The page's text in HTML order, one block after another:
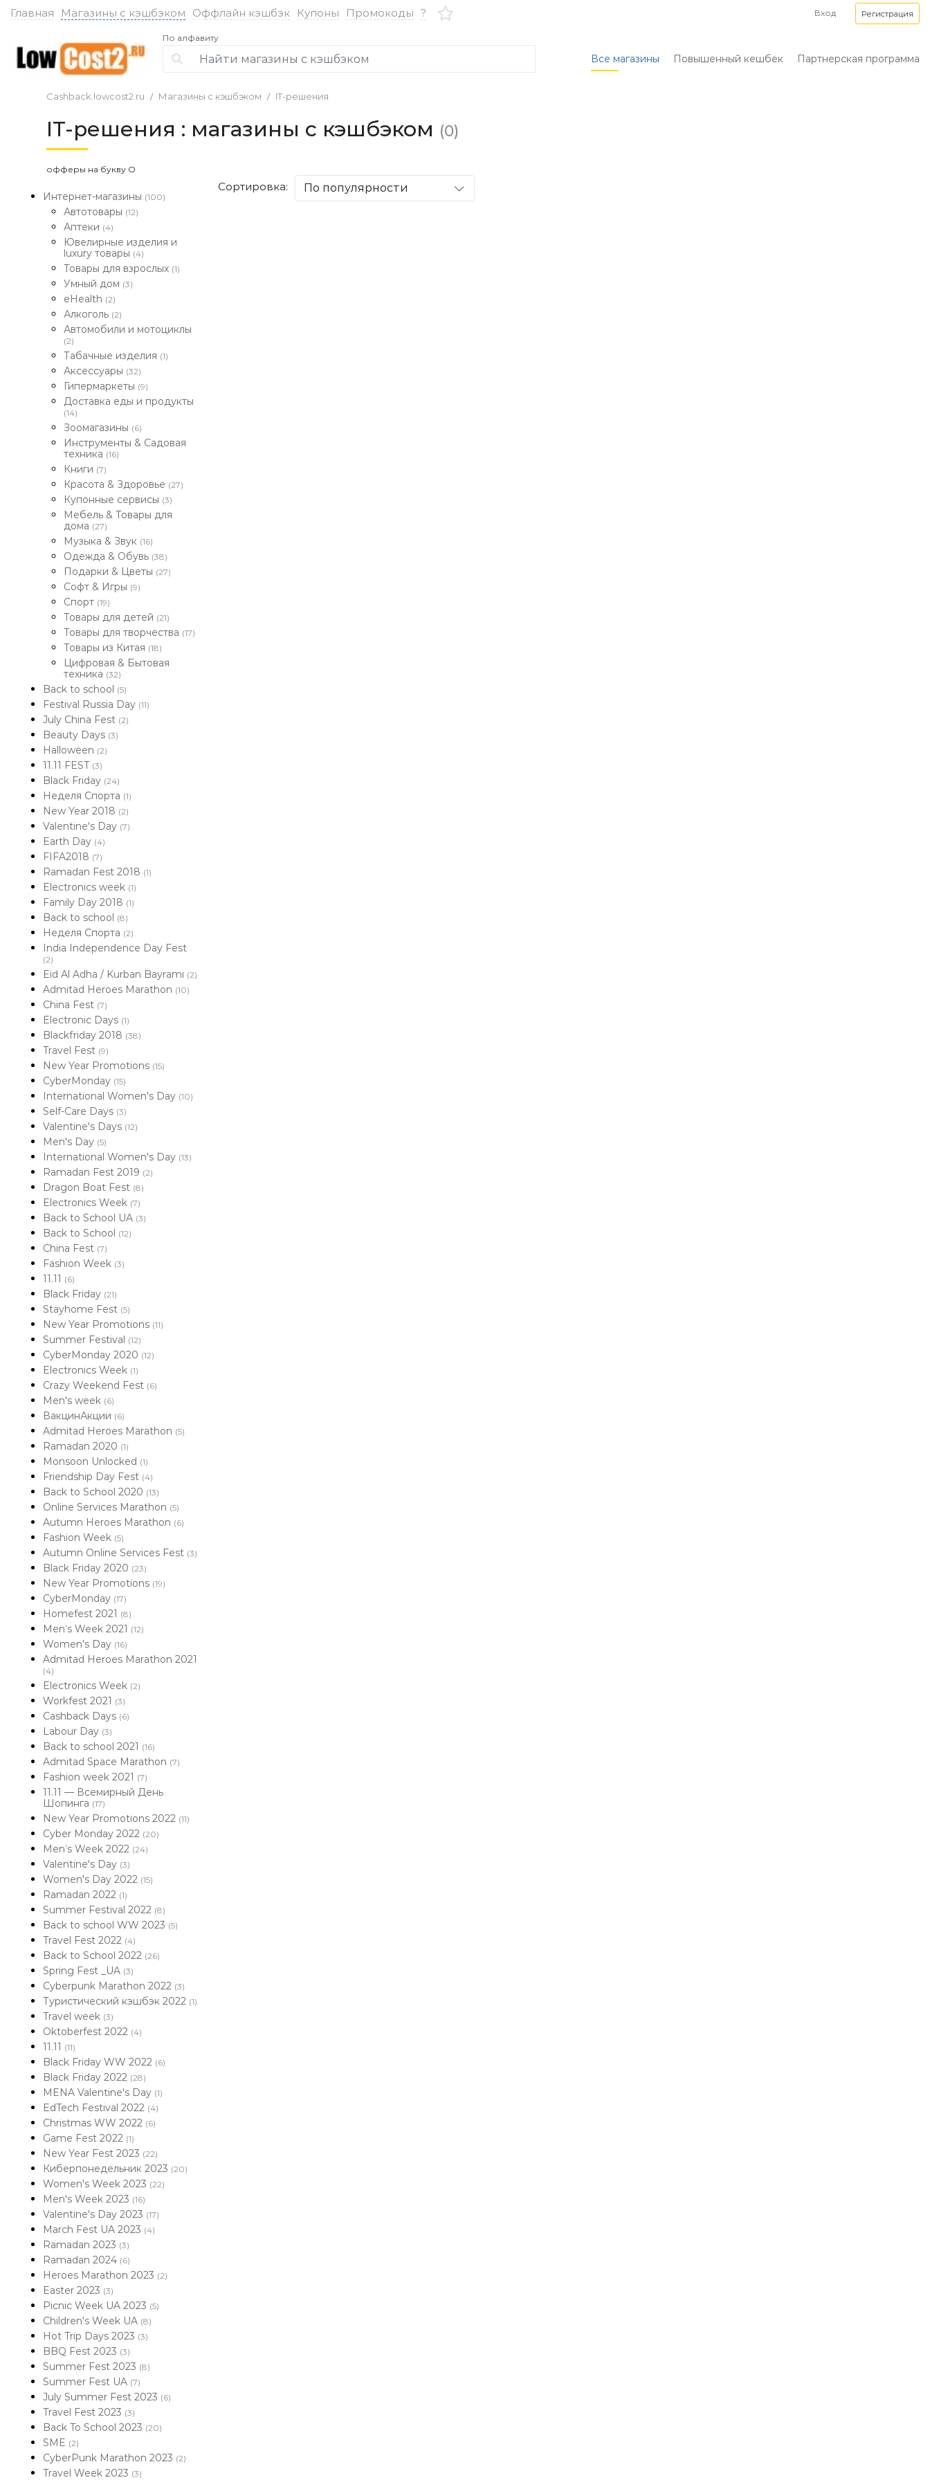
Главная Магазины с кэшбэком Оффлайн кэшбэк Купоны Промокоды ? Вход Регистрация
По алфавиту
Все магазины Повышенный кешбек Партнерская программа
Cashback.lowcost2.ru Магазины с кэшбэком IT-решения
IT-решения : магазины с кэшбэком (0)
офферы на букву O
Интернет-магазины (100)
Автотовары (12)
Аптеки (4)
Ювелирные изделия и
luxury товары (4)
Товары для взрослых (1)
Умный дом (3)
eHealth (2)
Алкоголь (2)
Автомобили и мотоциклы
(2)
Табачные изделия (1)
Аксессуары (32)
Гипермаркеты (9)
Доставка еды и продукты
(14)
Зоомагазины (6)
Инструменты & Садовая
техника (16)
Книги (7)
Красота & Здоровье (27)
Купонные сервисы (3)
Мебель & Товары для
дома (27)
Музыка & Звук (16)
Одежда & Обувь (38)
Подарки & Цветы (27)
Софт & Игры (9)
Спорт (19)
Товары для детей (21)
Товары для творчества (17)
Товары из Китая (18)
Цифровая & Бытовая
техника (32)
Back to school (5)
Festival Russia Day (11)
July China Fest (2)
Beauty Days (3)
Halloween (2)
11.11 FEST (3)
Black Friday (24)
Неделя Спорта (1)
New Year 2018 (2)
Valentine's Day (7)
Earth Day (4)
FIFA2018 (7)
Ramadan Fest 2018 (1)
Electronics week (1)
Family Day 2018 (1)
Back to school (8)
Неделя Спорта (2)
India Independence Day Fest
(2)
Eid Al Adha / Kurban Bayramı (2)
Admitad Heroes Marathon (10)
China Fest (7)
Electronic Days (1)
Blackfriday 2018 (38)
Travel Fest (9)
New Year Promotions (15)
CyberMonday (15)
International Women's Day (10)
Self-Care Days (3)
Valentine's Days (12)
Men's Day (5)
International Women's Day (13)
Ramadan Fest 2019 (2)
Dragon Boat Fest (8)
Electronics Week (7)
Back to School UA (3)
Back to School (12)
China Fest (7)
Fashion Week (3)
11.11 (6)
Black Friday (21)
Stayhome Fest (5)
New Year Promotions (11)
Summer Festival (12)
CyberMonday 2020 (12)
Electronics Week (1)
Crazy Weekend Fest (6)
Men's week (6)
ВакцинАкции (6)
Admitad Heroes Marathon (5)
Ramadan 2020 (1)
Monsoon Unlocked (1)
Friendship Day Fest (4)
Back to School 2020 (13)
Online Services Marathon (5)
Autumn Heroes Marathon (6)
Fashion Week (5)
Autumn Online Services Fest (3)
Black Friday 2020 (23)
New Year Promotions (19)
CyberMonday (17)
Homefest 2021 (8)
Men’s Week 2021 (12)
Women's Day (16)
Admitad Heroes Marathon 2021
(4)
Electronics Week (2)
Workfest 2021 (3)
Cashback Days (6)
Labour Day (3)
Back to school 2021 (16)
Admitad Space Marathon (7)
Fashion week 2021 (7)
11.11 — Всемирный День
Шопинга (17)
New Year Promotions 2022 (11)
Cyber Monday 2022 (20)
Men’s Week 2022 (24)
Valentine's Day (3)
Women's Day 2022 (15)
Ramadan 2022 (1)
Summer Festival 2022 (8)
Back to school WW 2023 (5)
Travel Fest 2022 (4)
Back to School 2022 (26)
Spring Fest _UA (3)
Cyberpunk Marathon 2022 (3)
Туристический кэшбэк 2022 (1)
Travel week (3)
Oktoberfest 2022 (4)
11.11 (11)
Black Friday WW 2022 (6)
Black Friday 2022 (28)
MENA Valentine's Day (1)
EdTech Festival 2022 (4)
Christmas WW 2022 (6)
Game Fest 2022 (1)
New Year Fest 2023 (22)
Киберпонедельник 2023 (20)
Women's Week 2023 (22)
Men's Week 2023 (16)
Valentine's Day 2023 (17)
March Fest UA 2023 (4)
Ramadan 2023 (3)
Ramadan 2024 (6)
Heroes Marathon 2023 (2)
Easter 2023 (3)
Picnic Week UA 2023 (5)
Children's Week UA (8)
Hot Trip Days 2023 (3)
BBQ Fest 2023 (3)
Summer Fest 2023 (8)
Summer Fest UA (7)
July Summer Fest 2023 (6)
Travel Fest 2023 (3)
Back To School 2023 (20)
SME (2)
CyberPunk Marathon 2023 (2)
Travel Week 2023 (3)
Сортировка: По популярности